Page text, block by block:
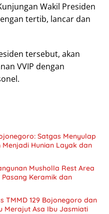
Wakil Presiden
tertib, lancar dan
tersebut, akan
VVIP dengan
Satgas Menyulap
Hunian Layak dan
Musholla Rest Area
Keramik dan
TMMD 129 Bojonegoro dan
Merajut Asa Ibu Jasmiati